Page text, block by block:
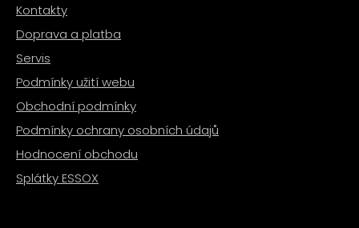
Kontakty
Doprava a platba
Servis
Podmínky užití webu
Obchodní podmínky
Podmínky ochrany osobních údajů
Hodnocení obchodu
Splátky ESSOX